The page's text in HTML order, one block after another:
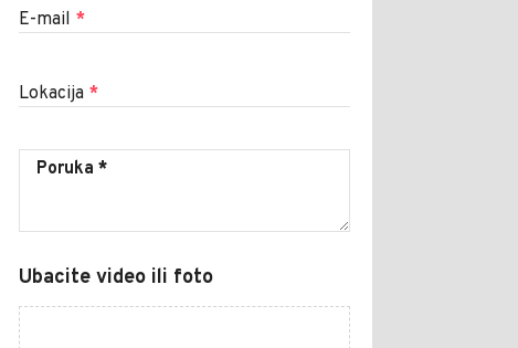
E-mail *
Lokacija *
Ubacite video ili foto